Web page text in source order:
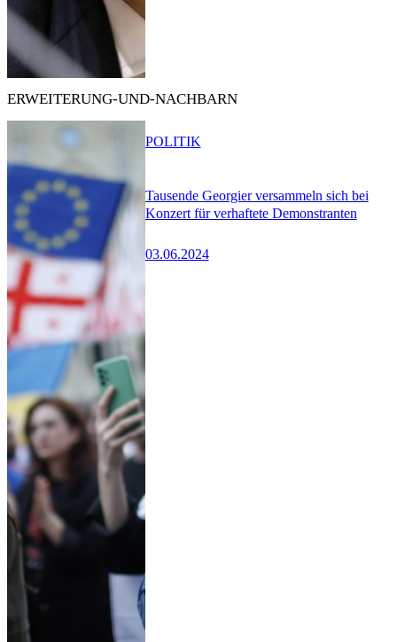
ERWEITERUNG-UND-NACHBARN
Tausende Georgier versammeln sich bei
Konzert für verhaftete Demonstranten
03.06.2024
POLITIK